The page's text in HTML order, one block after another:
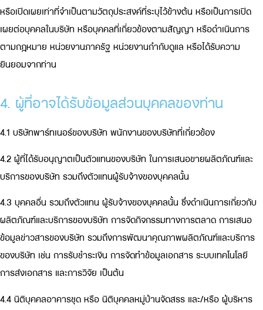
หรือเปิดเผยเท่าที่จำเป็นตามวัตถุประสงค์ที่ระบุไว้ข้างต้น หรือเป็นการเปิด
เผยต่อบุคคลในบริษัท หรือบุคคลที่เกี่ยวข้องตามสัญญา หรือดำเนินการ
ตามกฎหมาย หน่วยงานภาครัฐ หน่วยงานกำกับดูแล หรือได้รับความ
ยินยอมจากท่าน
4. ผู้ที่อาจได้รับข้อมูลส่วนบุคคลของท่าน
4.1 บริษัทพาร์ทเนอร์ของบริษัท พนักงานของบริษัทที่เกี่ยวข้อง
4.2 ผู้ที่ได้รับอนุญาตเป็นตัวแทนของบริษัท ในการเสนอขายผลิตภัณฑ์และ
บริการของบริษัท รวมถึงตัวแทนผู้รับจ้างของบุคคลนั้น
4.3 บุคคลอื่น รวมถึงตัวแทน ผู้รับจ้างของบุคคลนั้น ซึ่งดำเนินการเกี่ยวกับ
ผลิตภัณฑ์และบริการของบริษัท การจัดกิจกรรมทางการตลาด การเสนอ
ข้อมูลข่าวสารของบริษัท รวมถึงการพัฒนาคุณภาพผลิตภัณฑ์และบริการ
ของบริษัท เช่น การรับชำระเงิน การจัดทำข้อมูลเอกสาร ระบบเทคโนโลยี
การส่งเอกสาร และการวิจัย เป็นต้น
4.4 นิติบุคคลอาคารชุด หรือ นิติบุคคลหมู่บ้านจัดสรร และ/หรือ ผู้บริหาร